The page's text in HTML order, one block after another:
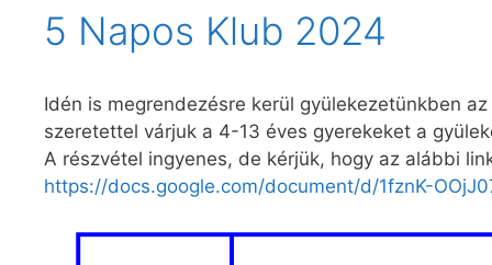
5 Napos Klub 2024
Idén is megrendezésre kerül gyülekezetünkben
szeretettel várjuk a 4-13 éves gyerekeket a
A részvétel ingyenes, de kérjük, hogy az alábbi
https://docs.google.com/document/d/1fznK-